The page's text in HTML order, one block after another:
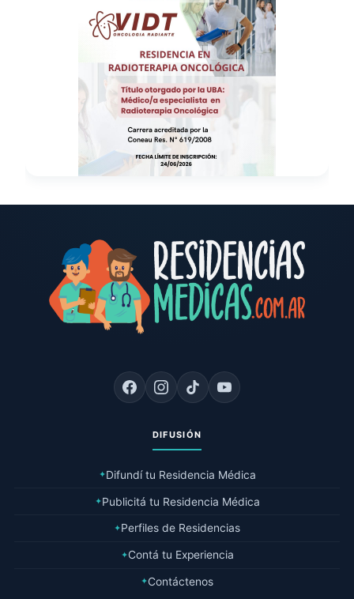
DIFUSIÓN
✦Difundí tu Residencia Médica
✦Publicitá tu Residencia Médica
✦Perfiles de Residencias
✦Contá tu Experiencia
✦Contáctenos